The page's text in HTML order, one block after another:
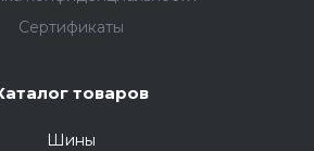
Сертификаты
товаров
Шины